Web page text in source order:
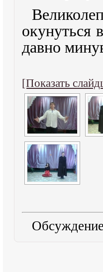
окунуться
давно
[Показать